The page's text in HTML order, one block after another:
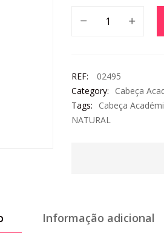
REF:
02495
Category:
Cabeça
Tags:
Cabeça
NATURAL
Informação adicional